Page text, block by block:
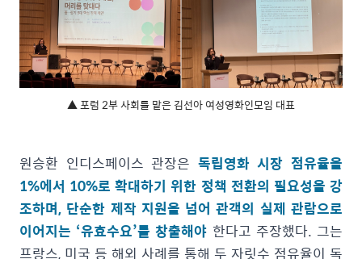
▲ 포럼 2부 사회를 맡은 김선아 여성영화인모임 대표
원승환 인디스페이스 관장은 독립영화 시장 점유율을
1%에서 10%로 확대하기 위한 정책 전환의 필요성을 강
조하며, 단순한 제작 지원을 넘어 관객의 실제 관람으로
이어지는 ‘유효수요’를 창출해야 한다고 주장했다. 그는
프랑스, 미국 등 해외 사례를 통해 두 자릿수 점유율이 독